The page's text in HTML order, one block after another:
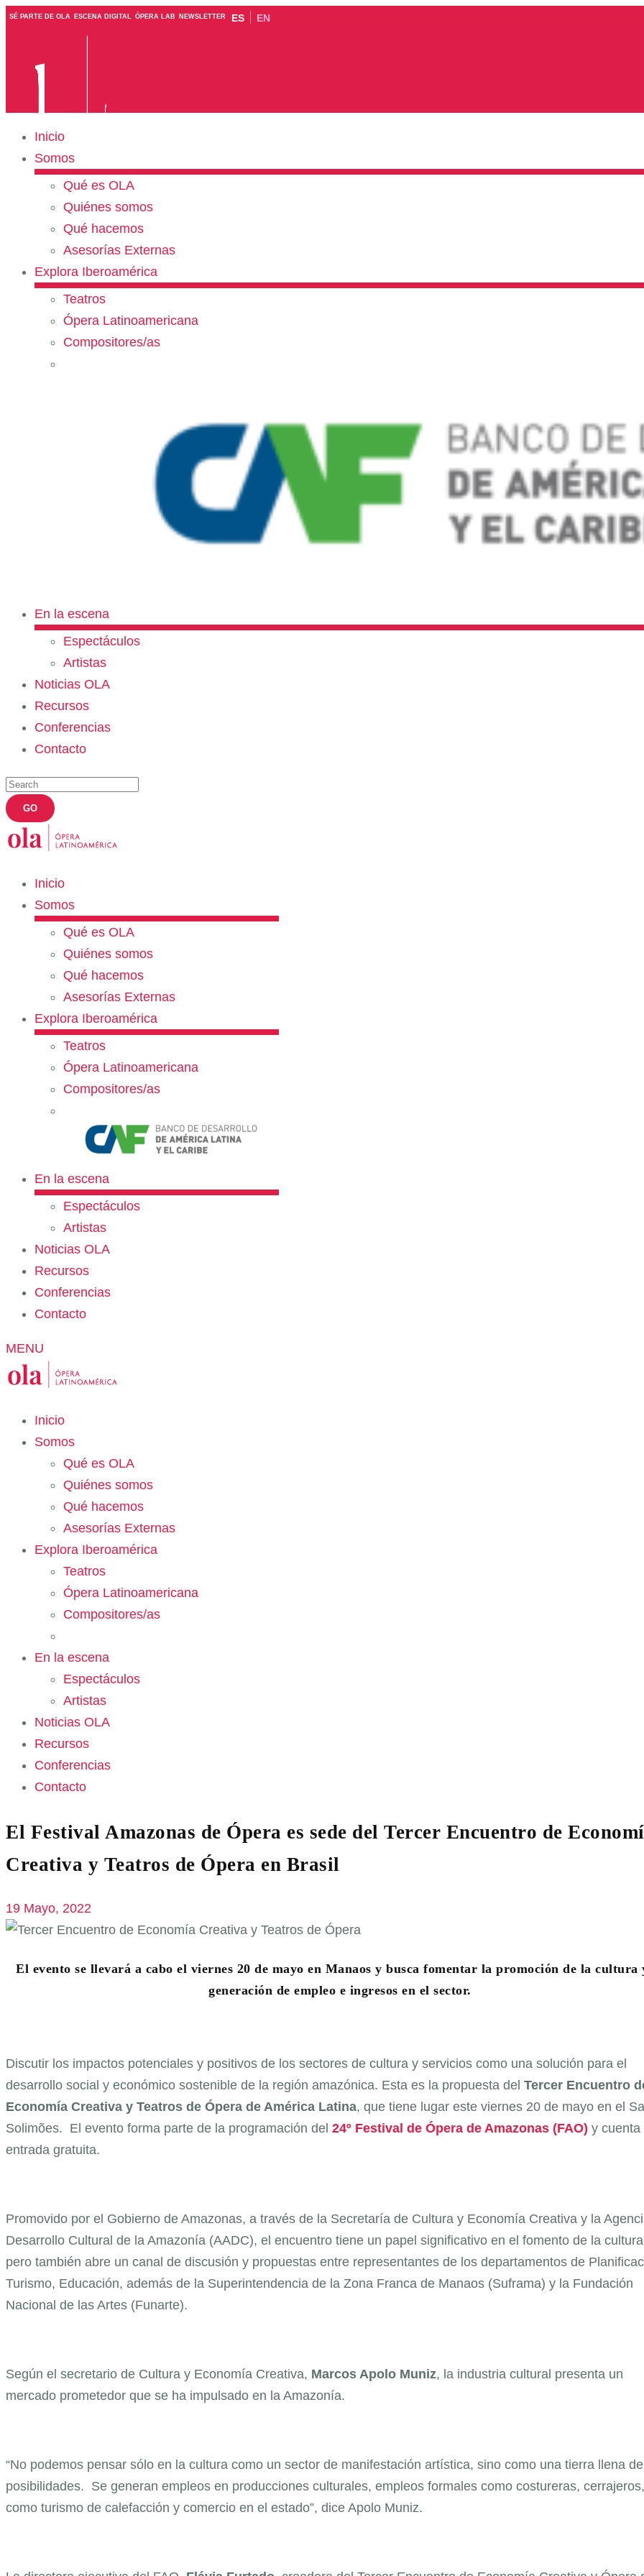
SÉ PARTE DE OLA ESCENA DIGITAL ÓPERA LAB NEWSLETTER ES EN
Inicio
Somos
Qué es OLA
Quiénes somos
Qué hacemos
Asesorías Externas
Explora Iberoamérica
Teatros
Ópera Latinoamericana
Compositores/as
En la escena
Espectáculos
Artistas
Noticias OLA
Recursos
Conferencias
Contacto
Inicio
Somos
Qué es OLA
Quiénes somos
Qué hacemos
Asesorías Externas
Explora Iberoamérica
Teatros
Ópera Latinoamericana
Compositores/as
En la escena
Espectáculos
Artistas
Noticias OLA
Recursos
Conferencias
Contacto
MENU
Inicio
Somos
Qué es OLA
Quiénes somos
Qué hacemos
Asesorías Externas
Explora Iberoamérica
Teatros
Ópera Latinoamericana
Compositores/as
En la escena
Espectáculos
Artistas
Noticias OLA
Recursos
Conferencias
Contacto
El Festival Amazonas de Ópera es sede del Tercer Encuentro de
Creativa y Teatros de Ópera en Brasil
19 Mayo, 2022
El evento se llevará a cabo el viernes 20 de mayo en Manaos y busca fomentar la promoción de la cultura
generación de empleo e ingresos en el sector.
Discutir los impactos potenciales y positivos de los sectores de cultura y servicios como una solución para el
desarrollo social y económico sostenible de la región amazónica. Esta es la propuesta del Tercer Encuentro
Economía Creativa y Teatros de Ópera de América Latina, que tiene lugar este viernes 20 de mayo en el
Solimões. El evento forma parte de la programación del 24º Festival de Ópera de Amazonas (FAO) y cuenta
entrada gratuita.
Promovido por el Gobierno de Amazonas, a través de la Secretaría de Cultura y Economía Creativa y la
Desarrollo Cultural de la Amazonía (AADC), el encuentro tiene un papel significativo en el fomento de la
pero también abre un canal de discusión y propuestas entre representantes de los departamentos de
Turismo, Educación, además de la Superintendencia de la Zona Franca de Manaos (Suframa) y la Fundación
Nacional de las Artes (Funarte).
Según el secretario de Cultura y Economía Creativa, Marcos Apolo Muniz, la industria cultural presenta un
mercado prometedor que se ha impulsado en la Amazonía.
“No podemos pensar sólo en la cultura como un sector de manifestación artística, sino como una tierra llena de
posibilidades. Se generan empleos en producciones culturales, empleos formales como costureras,
como turismo de calefacción y comercio en el estado”, dice Apolo Muniz.